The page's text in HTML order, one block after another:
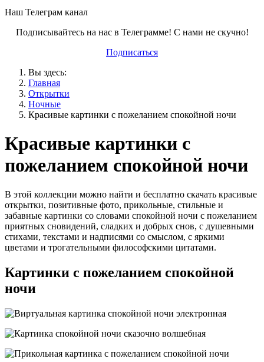
Наш Телеграм канал
Подписывайтесь на нас в Телеграмме! С нами не скучно!
Подписаться
Вы здесь:
Главная
Открытки
Ночные
Красивые картинки с пожеланием спокойной ночи
Красивые картинки с
пожеланием спокойной ночи
В этой коллекции можно найти и бесплатно скачать красивые
открытки, позитивные фото, прикольные, стильные и
забавные картинки со словами спокойной ночи с пожеланием
приятных сновидений, сладких и добрых снов, с душевными
стихами, текстами и надписями со смыслом, с яркими
цветами и трогательными философскими цитатами.
Картинки с пожеланием спокойной
ночи